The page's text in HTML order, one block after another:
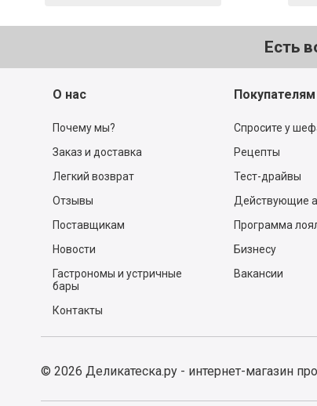
Есть
О нас
Почему мы?
Заказ и доставка
Легкий возврат
Отзывы
Поставщикам
Новости
Гастрономы и устричные
бары
Контакты
Покупателям
Спросите у
Рецепты
Тест-драйвы
Действующие
Программа
Бизнесу
Вакансии
© 2026 Деликатеска.ру - интернет-магазин